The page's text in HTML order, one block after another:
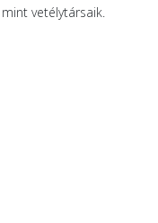
vetélytársaik.